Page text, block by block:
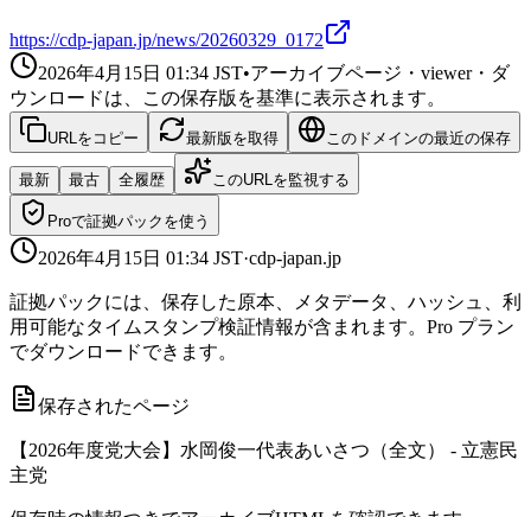
https://cdp-japan.jp/news/20260329_0172
2026年4月15日 01:34 JST•アーカイブページ・viewer・ダ
ウンロードは、この保存版を基準に表示されます。
URLをコピー 最新版を取得 このドメインの最近の保存
最新 最古 全履歴 このURLを監視する
Proで証拠パックを使う
2026年4月15日 01:34 JST·cdp-japan.jp
証拠パックには、保存した原本、メタデータ、ハッシュ、利
用可能なタイムスタンプ検証情報が含まれます。Pro プラン
でダウンロードできます。
保存されたページ
【2026年度党大会】水岡俊一代表あいさつ（全文） - 立憲民
主党